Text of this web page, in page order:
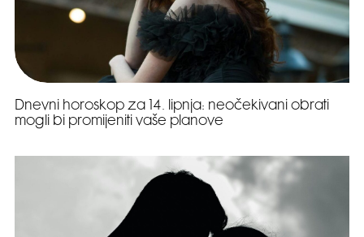
Dnevni horoskop za 14. lipnja: neočekivani obrati
mogli bi promijeniti vaše planove